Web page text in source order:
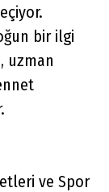
bir ilgi
uzman
ve Spor